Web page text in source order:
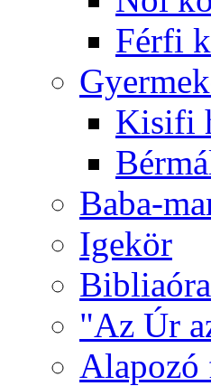
Férfi
Kisifi
Baba-
Igekör
Bibliaóra
"Az Úr
Alapozó